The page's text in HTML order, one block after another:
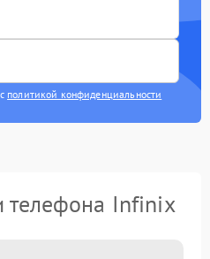
политикой конфиденциальности
телефона Infinix